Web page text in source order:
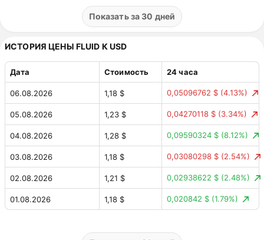
0,96 € 0,00330844 €
27.07.2026 0,02832595 €
0,98 € 0,00377792 € (0.38%)
0,99 € 0,01100466 € (1.13%)
0,98 € 0,07085408 € (7.82%)
0,91 € 0,02010245 € (2.27%)
0,89 € 0,00517859 € (0.58%)
0,89 € 0,0165324 € (1.89%)
Показать за 30 дней
ИСТОРИЯ ЦЕНЫ FLUID К USD
Дата Стоимость 24 часа
06.08.2026 1,18 $ 0,05096762 $ (4.13%)
05.08.2026 1,23 $ 0,04270118 $ (3.34%)
04.08.2026 1,28 $ 0,09590324 $ (8.12%)
03.08.2026 1,18 $ 0,03080298 $ (2.54%)
02.08.2026 1,21 $ 0,02938622 $ (2.48%)
01.08.2026 1,18 $ 0,020842 $ (1.79%)